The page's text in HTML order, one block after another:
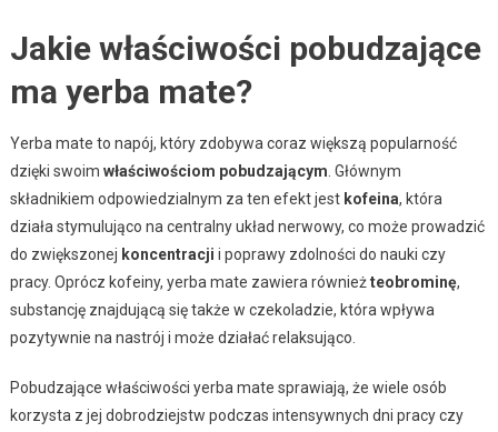
Jakie właściwości pobudzające
ma yerba mate?
Yerba mate to napój, który zdobywa coraz większą popularność
dzięki swoim właściwościom pobudzającym . Głównym
składnikiem odpowiedzialnym za ten efekt jest kofeina, która
działa stymulująco na centralny układ nerwowy, co może prowadzić
do zwiększonej koncentracji i poprawy zdolności do nauki czy
pracy. Oprócz kofeiny, yerba mate zawiera równieżteobrominę,
substancję znajdującą się także w czekoladzie, która wpływa
pozytywnie na nastrój i może działać relaksująco.
Pobudzające właściwości yerba mate sprawiają, że wiele osób
korzysta z jej dobrodziejstw podczas intensywnych dni pracy czy